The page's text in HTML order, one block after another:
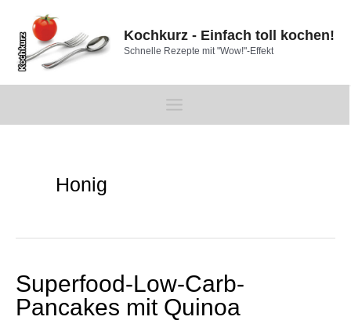
Inhalt
springen
Kochkurz - Einfach toll kochen!
Schnelle Rezepte mit "Wow!"-Effekt
Main
Honig
Superfood-Low-Carb-
Pancakes mit Quinoa